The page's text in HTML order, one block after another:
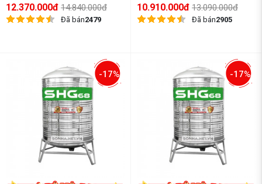
12.370.000đ 14.840.000đ
Đã bán2479
10.910.000đ 13.090.000đ
Đã bán2905
-17% -17%